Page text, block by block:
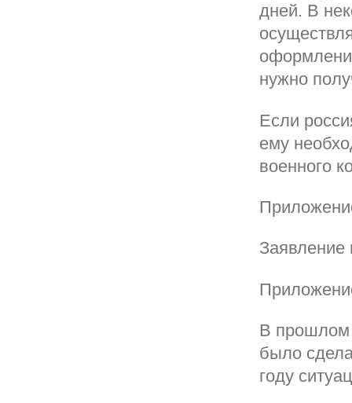
дней. В
нужно
Если
ему
военного
Заявление
В прошлом
было
году